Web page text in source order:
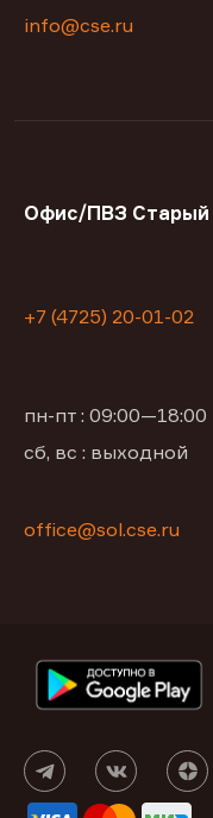
info@cse.ru
Офис/ПВЗ Старый
+7 (4725) 20-01-02
пн-пт : 09:00—18:00
сб, вс : выходной
office@sol.cse.ru